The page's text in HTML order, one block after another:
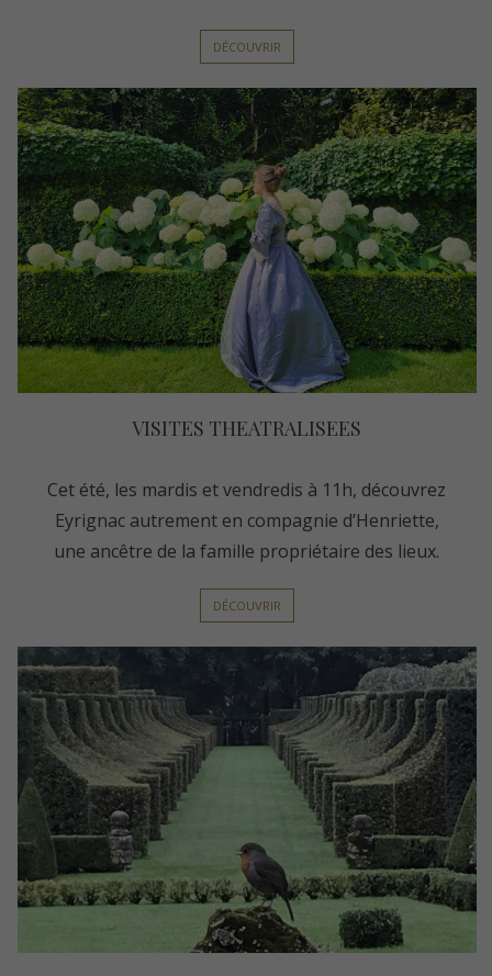
DÉCOUVRIR
VISITES THEATRALISEES
Cet été, les mardis et vendredis à 11h, découvrez
Eyrignac autrement en compagnie d’Henriette,
une ancêtre de la famille propriétaire des lieux.
DÉCOUVRIR